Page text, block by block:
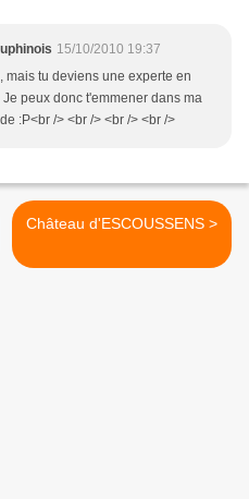
15/10/2010 19:37
mais tu deviens une experte en
peux donc t'emmener dans ma
:P<br /> <br /> <br /> <br />
Château d'ESCOUSSENS >